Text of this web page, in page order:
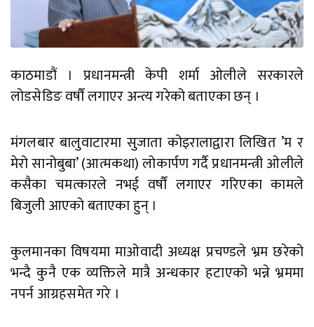
काठमाडौं । प्रधानमन्त्री केपी शर्मा ओलीले सरकारले
लोडसेडिङ वर्षौं लगाएर अन्त्य गरेको बताएका छन् ।
मंगलबार बालुवाटारमा सुजाता कोइरालाद्वारा लिखित ’म र
मेरो सानोबुबा’ (आत्मकथा) लोकार्पण गर्दै प्रधानमन्त्री ओलीले
कसैका चमत्कारले नभई वर्षौं लगाएर गरिएका कामले
बिजुली आएको बताएका हुन् ।
कुलमानका विषयमा माओवादी अध्यक्ष प्रचण्डले भ्रम छरेको
भन्दै कुनै एक व्यक्तिले मात्रै अन्धकार हटाएको भन्ने भ्रममा
नपर्न आग्रहसमेत गरे ।